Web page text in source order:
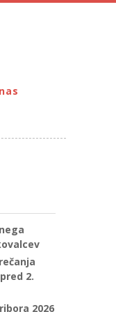
pravne osebe
2.
2026